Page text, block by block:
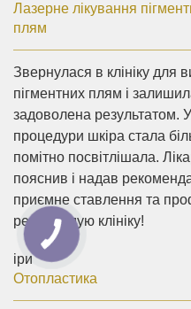
Лазерне лікування
плям
Звернулася в клініку для
пігментних плям і
задоволена результатом.
процедури шкіра стала
помітно посвітлішала.
пояснив і надав
приємне ставлення та
рекомендую клініку!
іри
Отопластика